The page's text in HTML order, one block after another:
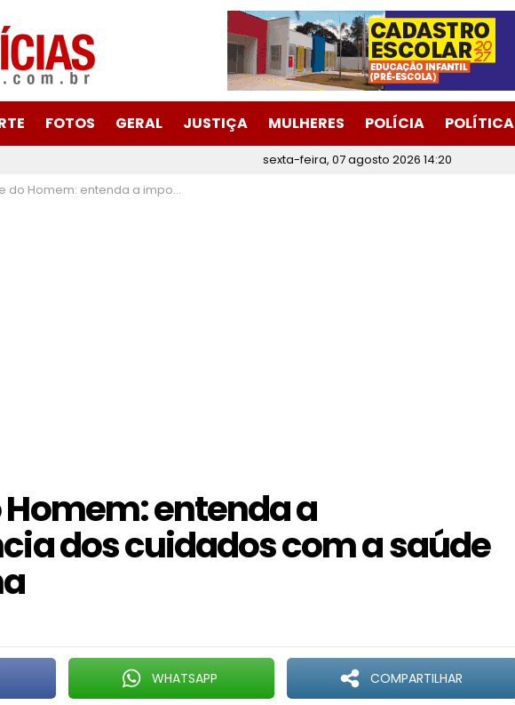
FOTOS GERAL JUSTIÇA MULHERES POLÍCIA POLÍTICA
sexta-feira, 07 agosto 2026 14:20
entenda a importância dos cuidados com a saúde masculina
Homem: entenda a
dos cuidados com a saúde
WHATSAPP COMPARTILHAR